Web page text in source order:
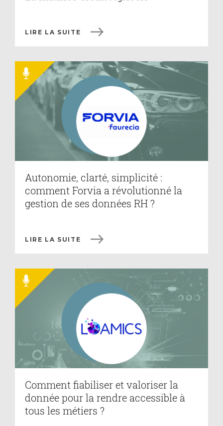
LIRE LA SUITE
Autonomie, clarté, simplicité :
comment Forvia a révolutionné la
gestion de ses données RH ?
LIRE LA SUITE
Comment fiabiliser et valoriser la
donnée pour la rendre accessible à
tous les métiers ?